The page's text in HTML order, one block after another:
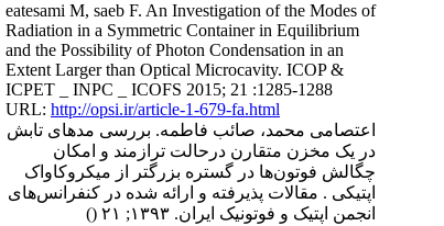
eatesami M, saeb F. An Investigation of the Modes of
Radiation in a Symmetric Container in Equilibrium
and the Possibility of Photon Condensation in an
Extent Larger than Optical Microcavity. ICOP &
ICPET _ INPC _ ICOFS 2015; 21 :1285-1288
URL: http://opsi.ir/article-1-679-fa.html
اعتصامی محمد، صائب فاطمه. بررسی مدهای تابش
در یک مخزن متقارن درحالت ترازمند و امکان
چگالش فوتون‌ها در گستره بزرگتر از میکروکاواک
اپتیکی . مقالات پذیرفته و ارائه شده در کنفرانس‌های
انجمن اپتیک و فوتونیک ایران. ۱۳۹۳; ۲۱
()